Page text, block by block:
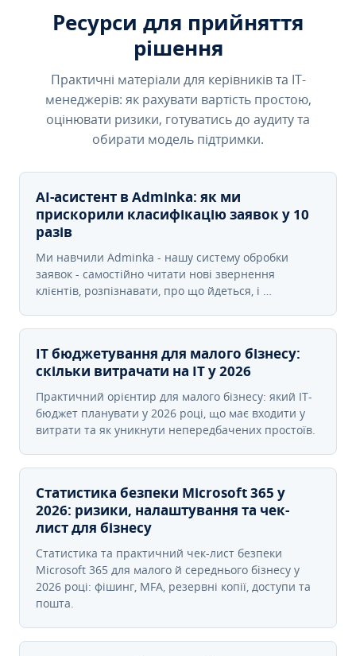
Ресурси для прийняття
рішення
Практичні матеріали для керівників та IT-
менеджерів: як рахувати вартість простою,
оцінювати ризики, готуватись до аудиту та
обирати модель підтримки.
AI-асистент в Adminka: як ми
прискорили класифікацію заявок у 10
разів
Ми навчили Adminka - нашу систему обробки
заявок - самостійно читати нові звернення
клієнтів, розпізнавати, про що йдеться, і …
IT бюджетування для малого бізнесу:
скільки витрачати на IT у 2026
Практичний орієнтир для малого бізнесу: який IT-
бюджет планувати у 2026 році, що має входити у
витрати та як уникнути непередбачених простоїв.
Статистика безпеки Microsoft 365 у
2026: ризики, налаштування та чек-
лист для бізнесу
Статистика та практичний чек-лист безпеки
Microsoft 365 для малого й середнього бізнесу у
2026 році: фішинг, MFA, резервні копії, доступи та
пошта.